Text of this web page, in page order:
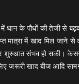
के पौधों की तेजी से
में खाद मिल जाने से
संभव हो सकी।
जरूरी खाद बीज आदि